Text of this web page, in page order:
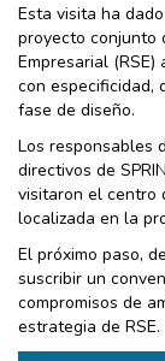
Esta visita ha
proyecto conjunto
Empresarial
con especificidad,
fase de diseño.
Los responsables
directivos de
visitaron el centro
localizada en la
El próximo paso,
suscribir un
compromisos de
estrategia de RSE.